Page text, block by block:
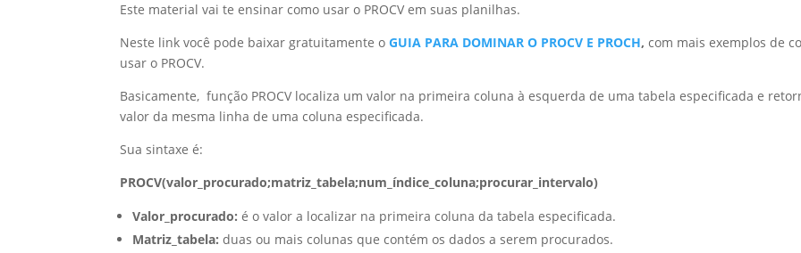
Este material vai te ensinar como usar o PROCV em suas planilhas.
Neste link você pode baixar gratuitamente oGUIA PARA DOMINAR O PROCV E PROCH,com mais exemplos de
usar o PROCV.
Basicamente, função PROCV localiza um valor na primeira coluna à esquerda de uma tabela especificada e
valor da mesma linha de uma coluna especificada.
Sua sintaxe é:
PROCV(valor_procurado;matriz_tabela;num_índice_coluna;procurar_intervalo)
Valor_procurado: é o valor a localizar na primeira coluna da tabela especificada.
Matriz_tabela: duas ou mais colunas que contém os dados a serem procurados.